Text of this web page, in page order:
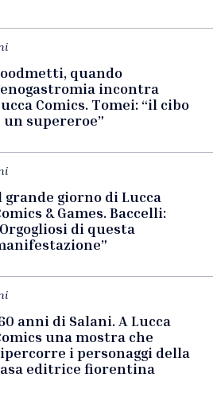
quando
incontra
Comics. Tomei: “il cibo
un supereroe”
grande giorno di Lucca
& Games. Baccelli:
di questa
anni di Salani. A Lucca
una mostra che
i personaggi della
editrice fiorentina